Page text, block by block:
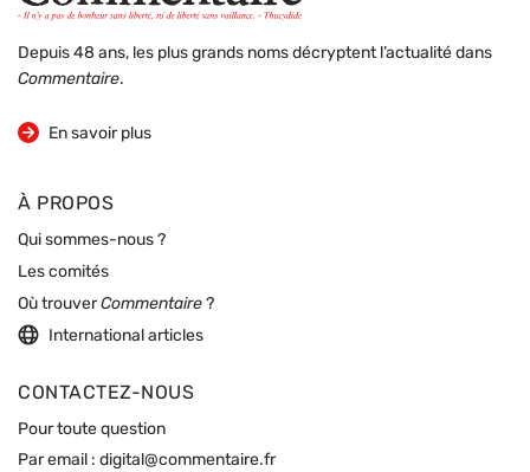
Depuis 48 ans, les plus grands noms décryptent l’actualité dans
Commentaire.
En savoir plus
sur la revue
À PROPOS
Qui sommes-nous ?
Les comités
Où trouverCommentaire ?
International articles
CONTACTEZ-NOUS
Pour toute question
Par email : digital@commentaire.fr